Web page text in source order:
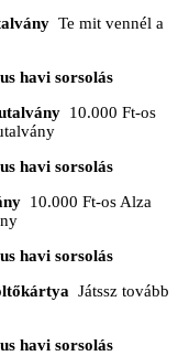
Te mit vennél a
havi sorsolás
10.000 Ft-os
havi sorsolás
10.000 Ft-os Alza
havi sorsolás
Játssz tovább
havi sorsolás